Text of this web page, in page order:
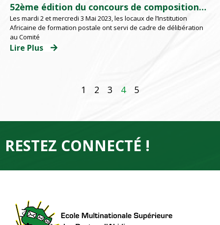
52ème édition du concours de compositions
épistolaires de l’UPU
Les mardi 2 et mercredi 3 Mai 2023, les locaux de l’Institution
Africaine de formation postale ont servi de cadre de délibération
au Comité
Lire Plus
1 2 3 4 5
RESTEZ CONNECTÉ !